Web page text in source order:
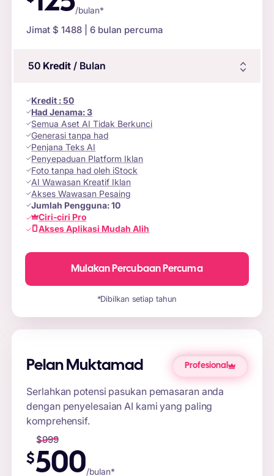
/bulan*
Jimat $1488 | 6 bulan percuma
50 Kredit/ Bulan
Kredit :50
Had Jenama:3
Semua Aset AI Tidak Berkunci
Generasi tanpa had
Penjana Teks AI
Penyepaduan Platform Iklan
Foto tanpa had oleh iStock
AI Wawasan Kreatif Iklan
Akses Wawasan Pesaing
Jumlah Pengguna:10
Ciri-ciri Pro
Akses Aplikasi Mudah Alih
Mulakan Percubaan Percuma
*Dibilkan setiap tahun
Pelan Muktamad Profesional
Serlahkan potensi pasukan pemasaran anda
dengan penyelesaian AI kami yang paling
komprehensif.
$999
$500/bulan*